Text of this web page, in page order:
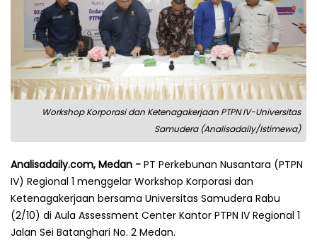
Workshop Korporasi dan Ketenagakerjaan PTPN IV-Universitas
Samudera (Analisadaily/Istimewa)
Analisadaily.com, Medan - PT Perkebunan Nusantara (PTPN
IV) Regional 1 menggelar Workshop Korporasi dan
Ketenagakerjaan bersama Universitas Samudera Rabu
(2/10) di Aula Assessment Center Kantor PTPN IV Regional 1
Jalan Sei Batanghari No. 2 Medan.